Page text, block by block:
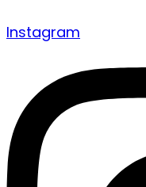
Instagram